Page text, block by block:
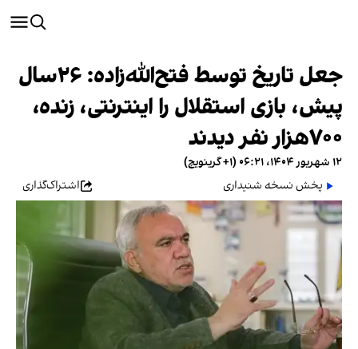
جعل تاریخ توسط فتح‌الله‌زاده: ۲۶سال
پیش، بازی استقلال را اینترنتی، زنده،
۷۰۰هزار نفر دیدند
۱۲ شهریور ۱۴۰۴، ۰۶:۲۱ (‎+۱ گرینویچ)
پخش نسخه شنیداری
اشتراک‌گذاری